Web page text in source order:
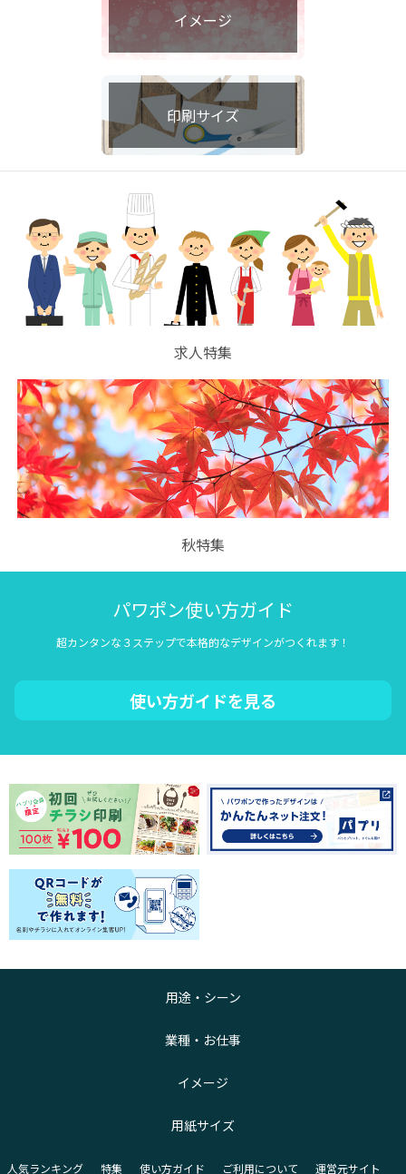
イメージ
印刷サイズ
求人特集
秋特集
パワポン使い方ガイド
超カンタンな３ステップで本格的なデザインがつくれます！
使い方ガイドを見る
用途・シーン
業種・お仕事
イメージ
用紙サイズ
人気ランキング 特集 使い方ガイド ご利用について 運営元サイト